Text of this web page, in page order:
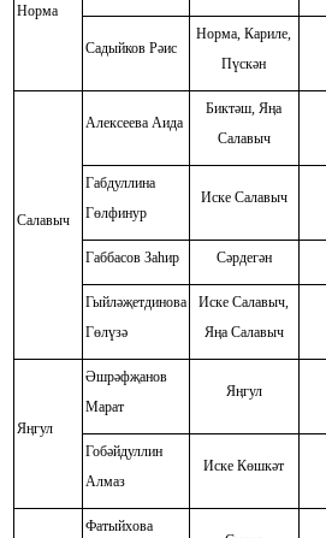
Норма
Садыйков Рәис
Норма, Кариле,
Пүскән
Салавыч
Алексеева Аида
Биктәш, Яӊа
Салавыч
Габдуллина
Гөлфинур
Иске Салавыч
Габбасов Заһир Сәрдегән
Гыйләҗетдинова
Гөлүзә
Иске Салавыч,
Яӊа Салавыч
Яӊгул
Әшрәфҗанов
Марат
Яӊгул
Гобәйдуллин
Алмаз
Иске Көшкәт
Фатыйхова